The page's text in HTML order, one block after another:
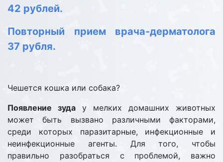
42 рублей.
Повторный прием врача-дерматолога
37 рубля.
Чешется кошка или собака?
Появление зуда у мелких домашних животных
может быть вызвано различными факторами,
среди которых паразитарные, инфекционные и
неинфекционные агенты. Для того, чтобы
правильно разобраться с проблемой, важно